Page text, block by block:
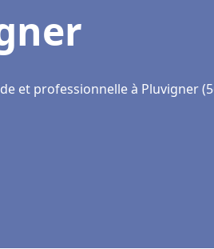
et professionnelle à Pluvigner